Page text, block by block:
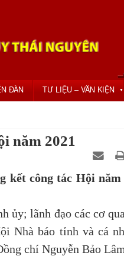
ĐÀN TƯ LIỆU – VĂN KIỆN ▼
năm 2021
kết công tác Hội năm
ủy; lãnh đạo các cơ
Nhà báo tỉnh và cá
chí Nguyễn Bảo